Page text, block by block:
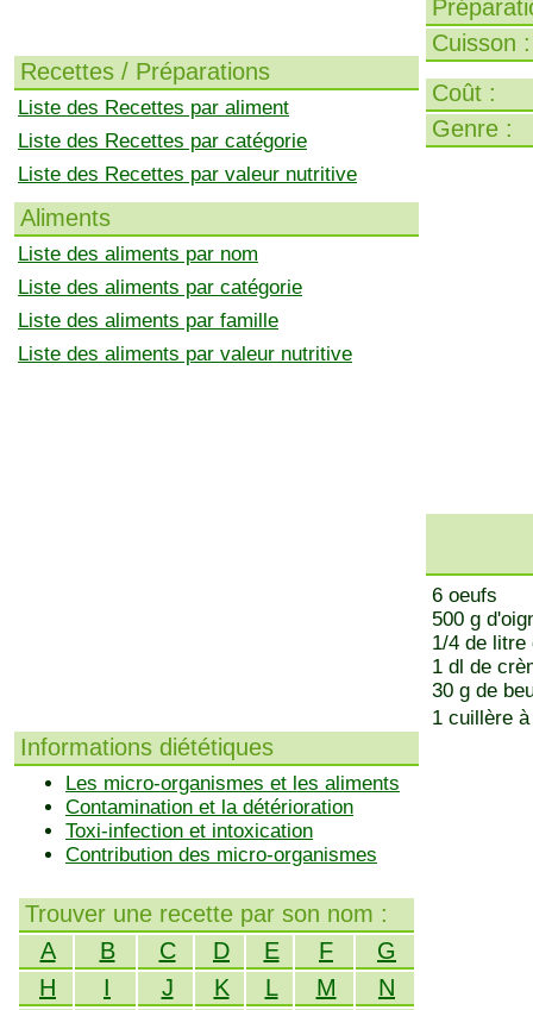
Recettes / Préparations
Liste des Recettes par aliment
Liste des Recettes par catégorie
Liste des Recettes par valeur nutritive
Aliments
Liste des aliments par nom
Liste des aliments par catégorie
Liste des aliments par famille
Liste des aliments par valeur nutritive
Informations diététiques
Les micro-organismes et les aliments
Contamination et la détérioration
Toxi-infection et intoxication
Contribution des micro-organismes
Trouver une recette par son nom :
A
B C D E F
G
H
I J K L M
N
Cuisson :
Coût :
Genre :
6 oeufs
500 g
1/4 de litre
1 dl de
30 g de
1 cuillère à